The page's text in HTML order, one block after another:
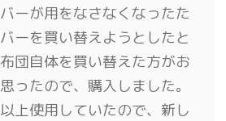
ーが用をなさなくなったた
ーを買い替えようとしたと
団自体を買い替えた方がお
ったので、購入しました。
上使用していたので、新し